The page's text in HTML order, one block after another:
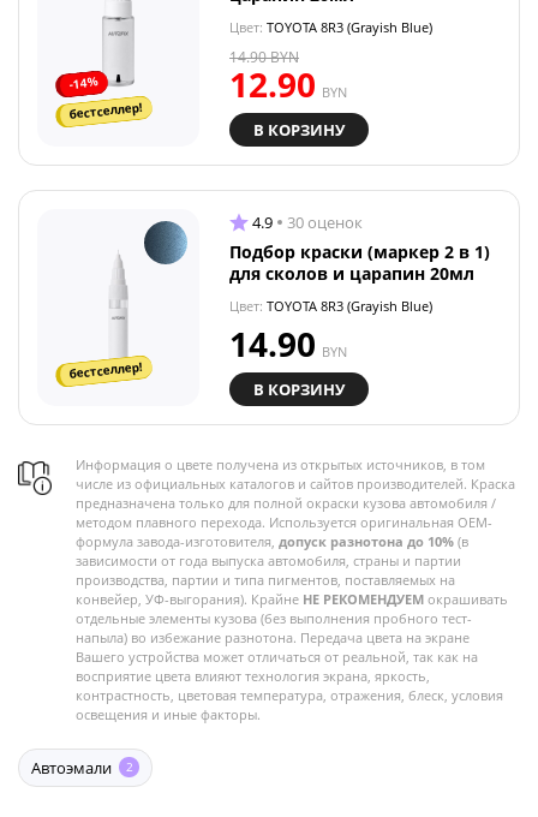
-14%
бестселлер!
Цвет: TOYOTA 8R3 (Grayish Blue)
12.90 BYN
14.90BYN
В КОРЗИНУ
бестселлер!
4.9 30 оценок
Подбор краски (маркер 2 в 1)
для сколов и царапин 20мл
Цвет: TOYOTA 8R3 (Grayish Blue)
14.90 BYN
В КОРЗИНУ
Информация о цвете получена из открытых источников, в том
числе из официальных каталогов и сайтов производителей. Краска
предназначена только для полной окраски кузова автомобиля /
методом плавного перехода. Используется оригинальная OEM-
формула завода-изготовителя, допуск разнотона до 10% (в
зависимости от года выпуска автомобиля, страны и партии
производства, партии и типа пигментов, поставляемых на
конвейер, УФ-выгорания). Крайне НЕ РЕКОМЕНДУЕМ окрашивать
отдельные элементы кузова (без выполнения пробного тест-
напыла) во избежание разнотона. Передача цвета на экране
Вашего устройства может отличаться от реальной, так как на
восприятие цвета влияют технология экрана, яркость,
контрастность, цветовая температура, отражения, блеск, условия
освещения и иные факторы.
Автоэмали 2